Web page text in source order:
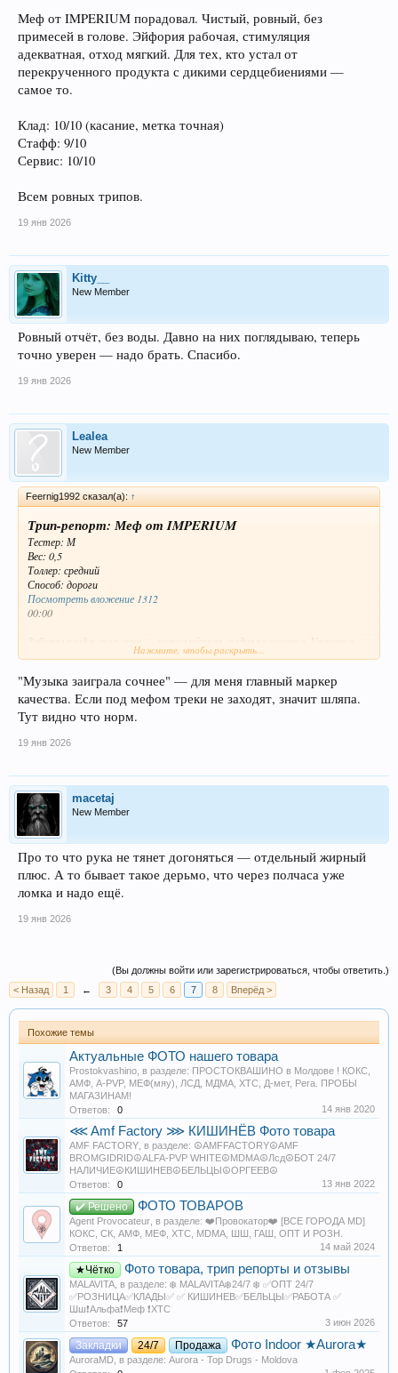
Меф от IMPERIUM порадовал. Чистый, ровный, без
примесей в голове. Эйфория рабочая, стимуляция
адекватная, отход мягкий. Для тех, кто устал от
перекрученного продукта с дикими сердцебиениями —
самое то.
Клад: 10/10 (касание, метка точная)
Стафф: 9/10
Сервис: 10/10
Всем ровных трипов.
19 янв 2026
Kitty__
New Member
Ровный отчёт, без воды. Давно на них поглядываю, теперь
точно уверен — надо брать. Спасибо.
19 янв 2026
Lealea
New Member
Feernig1992 сказал(а): ↑
Трип-репорт: Меф от IMPERIUM
Тестер: М
Вес: 0,5
Толлер: средний
Способ: дороги
Посмотреть вложение 1312
00:00
стандарт: изолента + зиплок. Внутри белый порошок, мелкая фракция,
Отсыпал дорожку примерно 100 мг, втянул плавно.
00:05
что-то делать.
00:15
Раскачало нормально. Эйфория чистая, без мусора в голове. Мысли текут
ровно, хочется общаться, писать, делиться. Музыка заиграла сочнее —
каждый инструмент отдельно слышно.
Стимуляция рабочая: не колбасит, но сидеть на месте сложно. Взял
сейчас в кайф.
До сих пор ровно прет. Нет желания сразу догоняться, хотя обычно на
мефе рука тянется добавить через полчаса. Тут эффект держится
уверенно, без просадок.
Разговор с корешем затянулся на час — обсуждали всё подряд, смеялись.
Никакой паранойи, только позитив и лёгкость.
02:00
Начал плавно отпускать. Спада резкого нет — просто становится
спокойнее, мысли замедляются. Тело расслабленное, без разбитости.
03:30
Вышел в ноль. Ухода практически нет — лёгкая усталость, но не та
апатия, после которой вставать не хочется. Покурил шишки и лёг спать.
Итоги
Меф от IMPERIUM порадовал. Чистый, ровный, без примесей в голове.
Эйфория рабочая, стимуляция адекватная, отход мягкий. Для тех, кто
устал от перекрученного продукта с дикими сердцебиениями — самое то.
Клад: 10/10 (касание, метка точная)
Стафф: 9/10
Сервис: 10/10
Всем ровных трипов.
Нажмите, чтобы раскрыть...
"Музыка заиграла сочнее" — для меня главный маркер
качества. Если под мефом треки не заходят, значит шляпа.
Тут видно что норм.
19 янв 2026
macetaj
New Member
Про то что рука не тянет догоняться — отдельный жирный
плюс. А то бывает такое дерьмо, что через полчаса уже
ломка и надо ещё.
19 янв 2026
(Вы должны войти или зарегистрироваться, чтобы ответить.)
< Назад
1 ← 3 4 5 6 7 8 Вперёд >
Похожие темы
Актуальные ФОТО нашего товара
Prostokvashino, в разделе: ПРОСТОКВАШИНО в Молдове ! КОКС,
АМФ, A-PVP, МЕФ(мяу), ЛСД, МДМА, XTC, Д-мет, Рега. ПРОБЫ
МАГАЗИНАМ!
Ответов:
0 14 янв 2020
⋘ Amf Factory ⋙ КИШИНЁВ Фото товара
AMF FACTORY, в разделе: ☮️AMFFACTORY☮️AMF
BROMGIDRID☮️ALFA-PVP WHITE☮️MDMA☮️Лсд☮️БОТ 24/7
НАЛИЧИЕ☮️КИШИНЕВ☮️БЕЛЬЦЫ☮️ОРГЕЕВ☮️
Ответов:
0 13 янв 2022
✔️ Решено ФОТО ТОВАРОВ
Agent Provocateur, в разделе: ❤️Провокатор❤️ [ВСЕ ГОРОДА MD]
КОКС, СК, АМФ, МЕФ, XTC, MDMA, ШШ, ГАШ, ОПТ И РОЗН.
Ответов:
1 14 май 2024
★Чётко Фото товара, трип репорты и отзывы
MALAVITA, в разделе: ❄️ MALAVITA❄️24/7 ❄️ ✅ОПТ 24/7
✅РОЗНИЦА✅КЛАДЫ✅ ✅ КИШИНЕВ✅БЕЛЬЦЫ✅РАБОТА ✅
Шш❗️Альфа❗️Меф ❗️ХТС
Ответов:
57 3 июн 2026
Закладки 24/7 Продажа Фото Indoor ★Aurora★
AuroraMD, в разделе: Aurora - Top Drugs - Moldova